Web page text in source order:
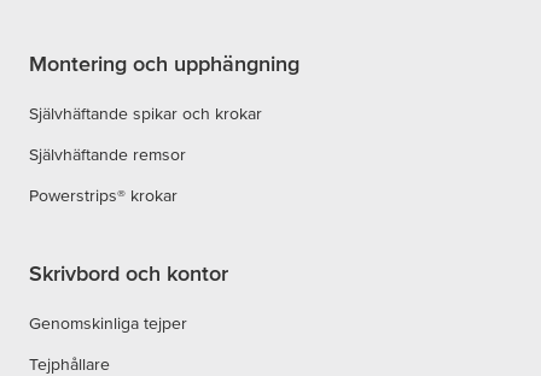
Montering och upphängning
Självhäftande spikar och krokar
Självhäftande remsor
Powerstrips® krokar
Skrivbord och kontor
Genomskinliga tejper
Tejphållare